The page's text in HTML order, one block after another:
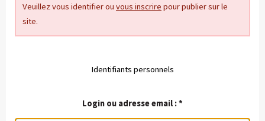
Veuillez vous identifier ou vous inscrire pour publier sur le
site.
Identifiants personnels
Login ou adresse email :*